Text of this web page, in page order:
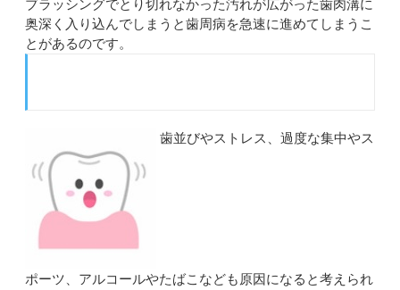
ブラッシングでとり切れなかった汚れが広がった歯肉溝に
奥深く入り込んでしまうと歯周病を急速に進めてしまうこ
とがあるのです。
歯並びやストレス、過度な集中やス
ポーツ、アルコールやたばこなども原因になると考えられ